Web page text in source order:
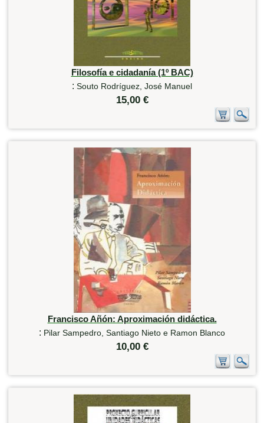
Filosofía e cidadanía (1º BAC)
: Souto Rodríguez, José Manuel
15,00 €
Francisco Añón: Aproximación didáctica.
: Pilar Sampedro, Santiago Nieto e Ramon Blanco
10,00 €